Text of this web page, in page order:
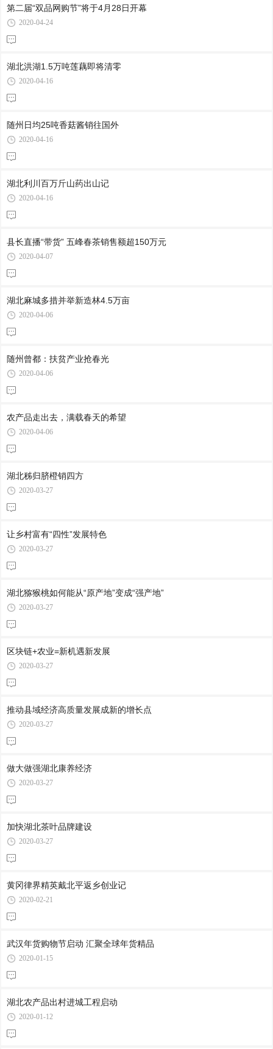
第二届“双品网购节”将于4月28日开幕
2020-04-24
湖北洪湖1.5万吨莲藕即将清零
2020-04-16
随州日均25吨香菇酱销往国外
2020-04-16
湖北利川百万斤山药出山记
2020-04-16
县长直播“带货” 五峰春茶销售额超150万元
2020-04-07
湖北麻城多措并举新造林4.5万亩
2020-04-06
随州曾都：扶贫产业抢春光
2020-04-06
农产品走出去，满载春天的希望
2020-04-06
湖北秭归脐橙销四方
2020-03-27
让乡村富有“四性”发展特色
2020-03-27
湖北猕猴桃如何能从“原产地”变成“强产地”
2020-03-27
区块链+农业=新机遇新发展
2020-03-27
推动县域经济高质量发展成新的增长点
2020-03-27
做大做强湖北康养经济
2020-03-27
加快湖北茶叶品牌建设
2020-03-27
黄冈律界精英戴北平返乡创业记
2020-02-21
武汉年货购物节启动 汇聚全球年货精品
2020-01-15
湖北农产品出村进城工程启动
2020-01-12